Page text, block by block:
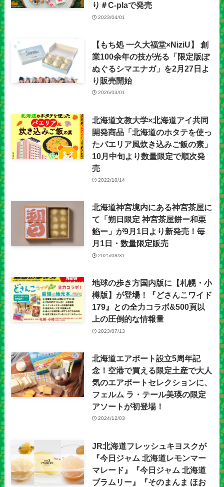
り＃C-plaで発売
2023/04/01
【もち処 一久大福堂×NiziU】 創
業100余年の技が光る「限定版ぽ
ぬぐるシマエナガ」を2月27日よ
り販売開始
2026/03/01
北海道文教大学×北海道アイ共同
開発商品「北海道のホタテを使っ
たパエリア風炊き込みご飯の素」
10月中旬より数量限定で順次発
売
2022/10/14
北海道神宮境内にある神宮茶屋に
て「朔日限定 神宮茶屋餅ー和栗
餡ー」が9月1日より新発売！毎
月1日・数量限定販売
2025/08/31
地球の歩き方国内版に【札幌・小
樽版】が登場！『どさんこワイド
179』との全力コラボ&500頁以
上の圧倒的な情報量
2023/07/13
北海道エアポート設立5周年記
念！空港で買える限定土産で大人
気のエアポートセレクションに、
フェルム ラ・テール美瑛の限定
アソートが初登場！
2024/12/03
JR北海道フレッシュキヨスクが
『今日ジャム 北海道レモンマー
マレード』『今日ジャム 北海道
ブラムリー』『そのまんま ほお